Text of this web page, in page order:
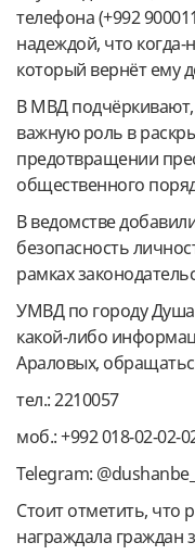
телефона (+992
надеждой, что когда-
который вернёт ему
В МВД подчёркивают,
важную роль в
предотвращении
общественного
В ведомстве
безопасность
рамках
УМВД по городу
какой-либо
Араловых,
тел.: 2210057
моб.: +992 018-02-02-
Telegram:
Стоит отметить, что
награждала граждан